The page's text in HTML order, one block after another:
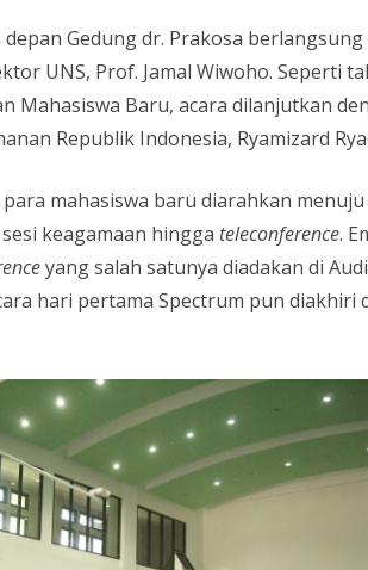
Gedung dr. Prakosa
UNS, Prof. Jamal Wiwoho. Seperti
Mahasiswa Baru, acara dilanjutkan
Republik Indonesia, Ryamizard
mahasiswa baru diarahkan
keagamaan hingga teleconference.
yang salah satunya diadakan di
hari pertama Spectrum pun diakhiri